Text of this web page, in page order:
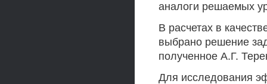
аналоги решаемых
В расчетах в
выбрано решение
полученное А.Г.
Для исследования